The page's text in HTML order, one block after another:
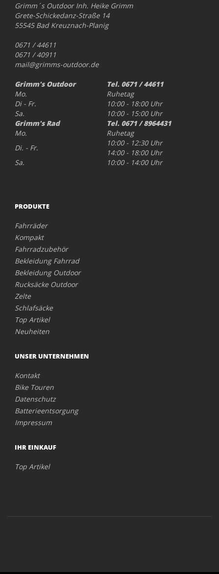
Grimm´s Outdoor Inh. Heike Grimm
Grete-Schickedanz-Straße 14
55545 Bad Kreuznach-Planig
0671 / 44611
0671 / 40911
mail@grimms-outdoor.de
Grimm's Outdoor
Tel. 0671 / 44611
Mo.
Ruhetag
Di - Fr.
10:00 - 18:00 Uhr
Sa.
10:00 - 15:00 Uhr
Grimm's Rad
Tel. 0671 / 8964431
Mo.
Ruhetag
Di. - Fr.
10:00 - 12:30 Uhr
14:00 - 18:00 Uhr
Sa.
10:00 - 14:00 Uhr
PRODUKTE
Fahrräder
Kompakt
Fahrradzubehör
Bekleidung Fahrrad
Bekleidung Outdoor
Rucksäcke Outdoor
Zelte
Schlafsäcke
Top Artikel
Neuheiten
UNSER UNTERNEHMEN
Kontakt
Bike Touren
Datenschutz
Batterieentsorgung
Impressum
IHR EINKAUF
Top Artikel